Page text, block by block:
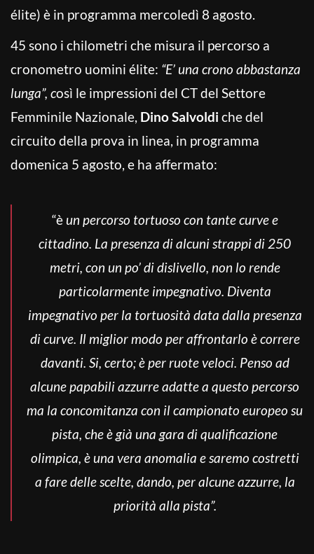
élite) è in programma mercoledì 8 agosto.
45 sono i chilometri che misura il percorso a
cronometro uomini élite: “E’ una crono abbastanza
lunga”, così le impressioni del CT del Settore
Femminile Nazionale, Dino Salvoldi che del
circuito della prova in linea, in programma
domenica 5 agosto, e ha affermato:
“èun percorso tortuoso con tante curve e
cittadino. La presenza di alcuni strappi di 250
metri, con un po’ di dislivello, non lo rende
particolarmente impegnativo. Diventa
impegnativo per la tortuosità data dalla presenza
di curve. Il miglior modo per affrontarlo è correre
davanti. Si, certo; è per ruote veloci. Penso ad
alcune papabili azzurre adatte a questo percorso
ma la concomitanza con il campionato europeo su
pista, che è già una gara di qualificazione
olimpica, è una vera anomalia e saremo costretti
a fare delle scelte, dando, per alcune azzurre, la
priorità alla pista”.